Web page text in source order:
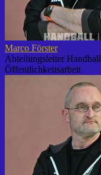
Marco Förster
Abteilungsleiter Handball
Öffentlichkeitsarbeit